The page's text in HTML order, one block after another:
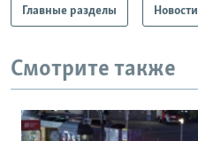
Главные разделы Новости
Смотрите также